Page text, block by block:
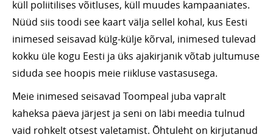
küll poliitilises võitluses, küll muudes kampaaniates.
Nüüd siis toodi see kaart välja sellel kohal, kus Eesti
inimesed seisavad külg-külje kõrval, inimesed tulevad
kokku üle kogu Eesti ja üks ajakirjanik võtab jultumuse
siduda see hoopis meie riikluse vastasusega.
Meie inimesed seisavad Toompeal juba vapralt
kaheksa päeva järjest ja seni on läbi meedia tulnud
vaid rohkelt otsest valetamist. Õhtuleht on kirjutanud